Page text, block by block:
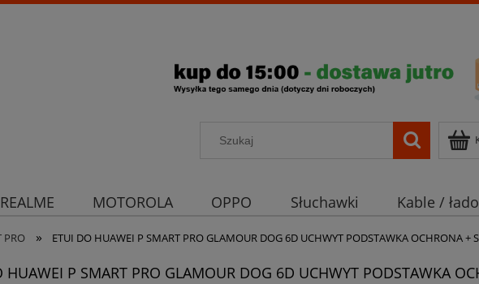
REALME MOTOROLA OPPO Słuchawki Kable /
aparatu
Strona główna
PRO » ETUI DO HUAWEI P SMART PRO GLAMOUR DOG 6D UCHWYT PODSTAWKA OCHRONA +
HUAWEI P SMART PRO GLAMOUR DOG 6D UCHWYT PODSTAWKA